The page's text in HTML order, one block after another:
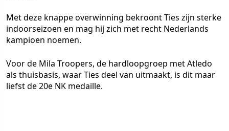
Met deze knappe overwinning bekroont Ties zijn sterke
indoorseizoen en mag hij zich met recht Nederlands
kampioen noemen.
Voor de Mila Troopers, de hardloopgroep met Atledo
als thuisbasis, waar Ties deel van uitmaakt, is dit maar
liefst de 20e NK medaille.